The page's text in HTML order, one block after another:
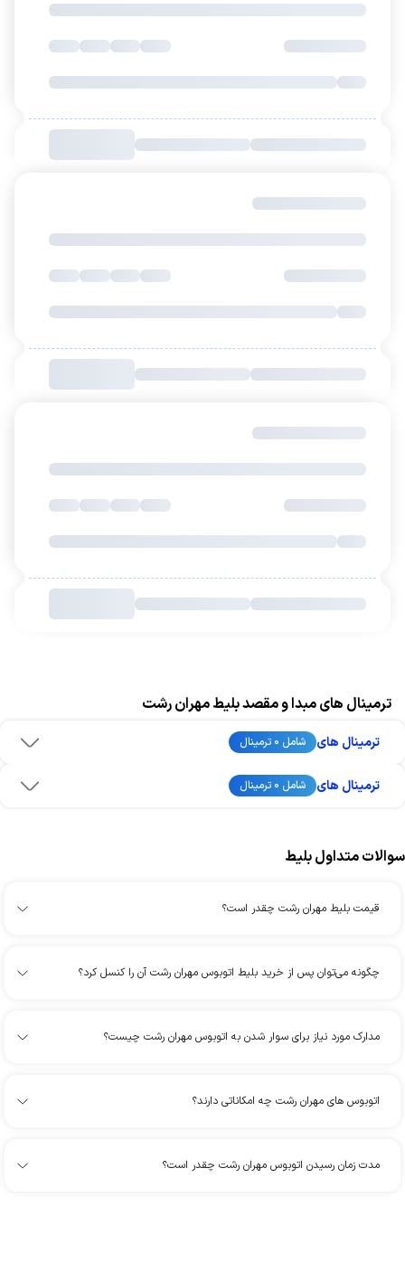
ترمینال های مبدا و مقصد بلیط مهران رشت
ترمینال های شامل 0 ترمینال
ترمینال های شامل 0 ترمینال
سوالات متداول بلیط
قیمت بلیط مهران رشت چقدر است؟
چگونه می‌توان پس از خرید بلیط اتوبوس مهران رشت آن را کنسل کرد؟
مدارک مورد نیاز برای سوار شدن به اتوبوس مهران رشت چیست؟
اتوبوس های مهران رشت چه امکاناتی دارند؟
مدت زمان رسیدن اتوبوس مهران رشت چقدر است؟